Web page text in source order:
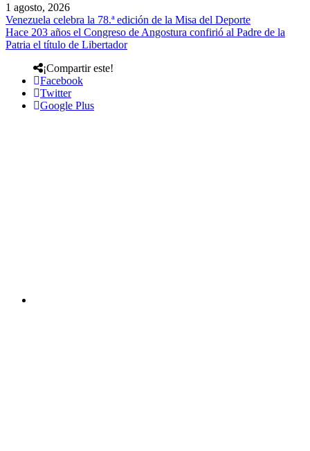
1 agosto, 2026
Venezuela celebra la 78.ª edición de la Misa del Deporte
Hace 203 años el Congreso de Angostura confirió al Padre de la
Patria el título de Libertador
¡Compartir este!
Facebook
Twitter
Google Plus